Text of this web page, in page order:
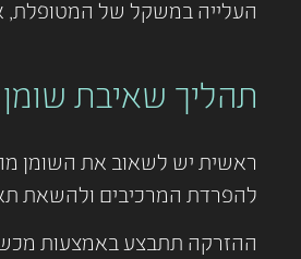
העלייה במשקל של המטופלת,
תהליך שאיבת שומן
ראשית יש לשאוב את השומן
להפרדת המרכיבים ולהשאת
ההזרקה תתבצע באמצעות